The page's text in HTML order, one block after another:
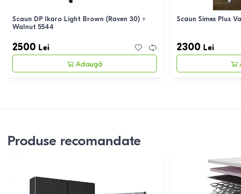
Scaun DP Ikaro Light Brown (Raven 30) +
Walnut 5544
2500 Lei
Adaugă
Scaun Simex Plus
2300 Lei
Produse recomandate